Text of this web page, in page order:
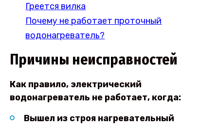
Греется вилка
Почему не работает проточный
водонагреватель?
Причины неисправностей
Как правило, электрический
водонагреватель не работает, когда:
Вышел из строя нагревательный